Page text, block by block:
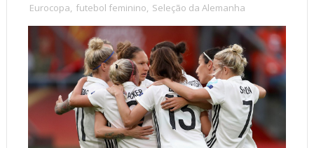
Eurocopa, futebol feminino, Seleção da Alemanha